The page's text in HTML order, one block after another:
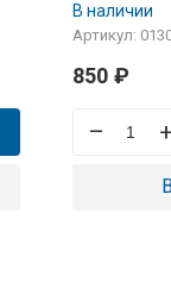
В наличии
Артикул:
850 ₽
– +